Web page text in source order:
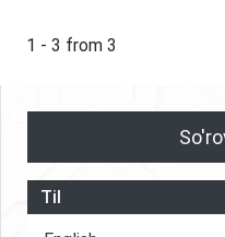
turizmning asosiy
dolzarb mavzu
sifat jihatdan oshirish
salohiyatidan kelib
berib o‘tildi.
1 - 3 from 3
Til